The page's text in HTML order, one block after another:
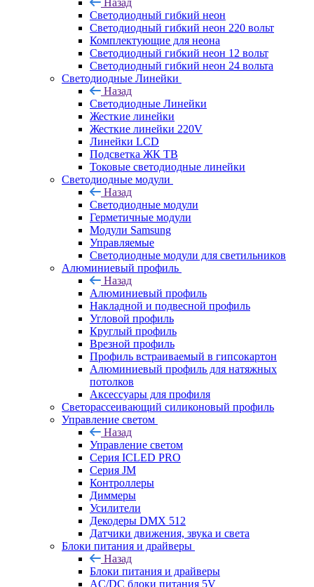
Назад
Светодиодный гибкий неон
Светодиодный гибкий неон 220 вольт
Комплектующие для неона
Светодиодный гибкий неон 12 вольт
Светодиодный гибкий неон 24 вольта
Светодиодные Линейки
Назад
Светодиодные Линейки
Жесткие линейки
Жесткие линейки 220V
Линейки LCD
Подсветка ЖК ТВ
Токовые светодиодные линейки
Светодиодные модули
Назад
Светодиодные модули
Герметичные модули
Модули Samsung
Управляемые
Светодиодные модули для светильников
Алюминиевый профиль
Назад
Алюминиевый профиль
Накладной и подвесной профиль
Угловой профиль
Круглый профиль
Врезной профиль
Профиль встраиваемый в гипсокартон
Алюминиевый профиль для натяжных
потолков
Аксессуары для профиля
Светорассеивающий силиконовый профиль
Управление светом
Назад
Управление светом
Серия ICLED PRO
Серия JM
Контроллеры
Диммеры
Усилители
Декодеры DMX 512
Датчики движения, звука и света
Блоки питания и драйверы
Назад
Блоки питания и драйверы
AC/DC блоки питания 5V